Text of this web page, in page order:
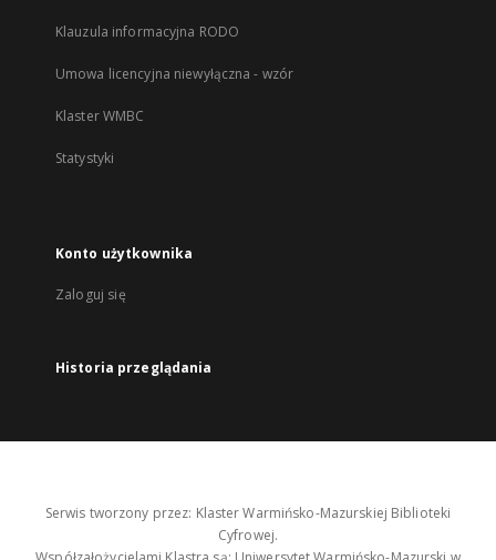
Klauzula informacyjna RODO
Umowa licencyjna niewyłączna - wzór
Klaster WMBC
Statystyki
Konto użytkownika
Zaloguj się
Historia przeglądania
Serwis tworzony przez: Klaster Warmińsko-Mazurskiej Biblioteki
Cyfrowej.